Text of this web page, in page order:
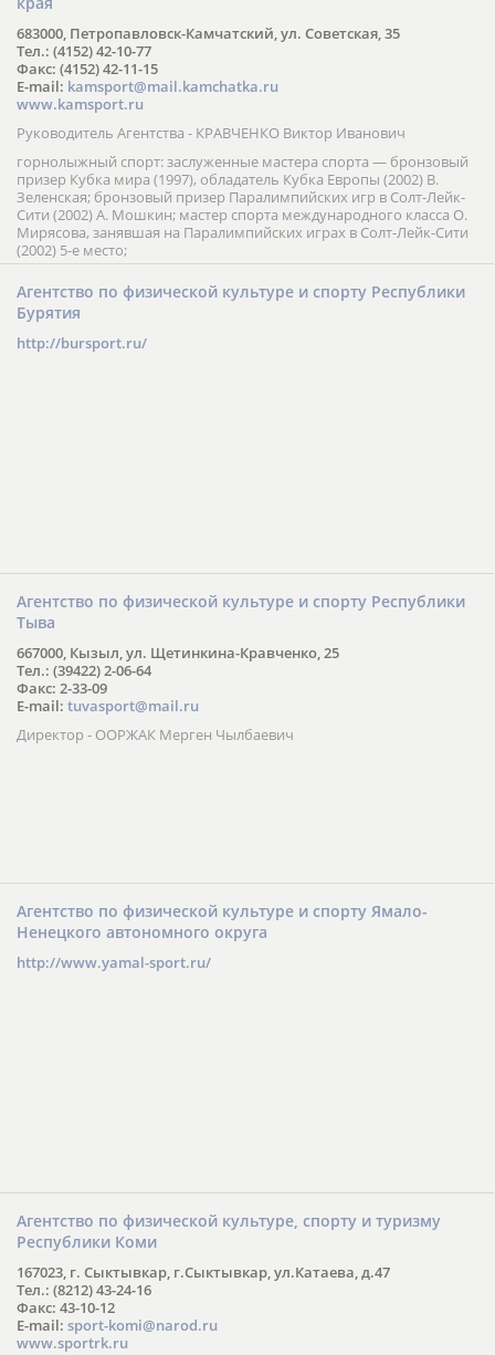
683000, Петропавловск-Камчатский, ул. Советская, 35
Тел.: (4152) 42-10-77
Факс: (4152) 42-11-15
E-mail: kamsport@mail.kamchatka.ru
www.kamsport.ru
Руководитель Агентства - КРАВЧЕНКО Виктор Иванович
горнолыжный спорт: заслуженные мастера спорта — бронзовый
призер Кубка мира (1997), обладатель Кубка Европы (2002) В.
Зеленская; бронзовый призер Паралимпийских игр в Солт-Лейк-
Сити (2002) А. Мошкин; мастер спорта международного класса О.
Мирясова, занявшая на Паралимпийских играх в Солт-Лейк-Сити
(2002) 5-е место;
Агентство по физической культуре и спорту Республики
Бурятия
http://bursport.ru/
Агентство по физической культуре и спорту Республики
Тыва
667000, Кызыл, ул. Щетинкина-Кравченко, 25
Тел.: (39422) 2-06-64
Факс: 2-33-09
E-mail: tuvasport@mail.ru
Директор - ООРЖАК Мерген Чылбаевич
Агентство по физической культуре и спорту Ямало-
Ненецкого автономного округа
http://www.yamal-sport.ru/
Агентство по физической культуре, спорту и туризму
Республики Коми
167023, г. Сыктывкар, г.Сыктывкар, ул.Катаева, д.47
Тел.: (8212) 43-24-16
Факс: 43-10-12
E-mail: sport-komi@narod.ru
www.sportrk.ru